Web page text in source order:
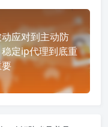
应对到主动防
定ip代理到底重